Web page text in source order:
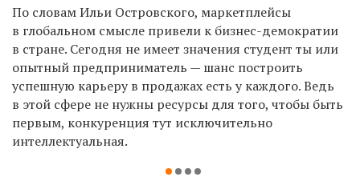
По словам Ильи Островского, маркетплейсы
в глобальном смысле привели к бизнес-демократии
в стране. Сегодня не имеет значения студент ты или
опытный предприниматель — шанс построить
успешную карьеру в продажах есть у каждого. Ведь
в этой сфере не нужны ресурсы для того, чтобы быть
первым, конкуренция тут исключительно
интеллектуальная.